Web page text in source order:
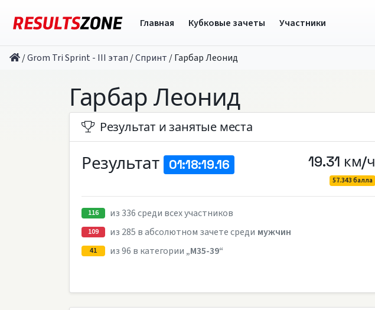
Главная Кубковые зачеты Участники
/Grom Tri Sprint - III этап /Спринт /Гарбар Леонид
Гарбар Леонид
Результат и занятые места
Результат 01:18:19.16 19.31 км/ч
57.343 балла
116 из 336 среди всех участников
109 из 285 в абсолютном зачете среди мужчин
41 из 96 в категории „M35-39“